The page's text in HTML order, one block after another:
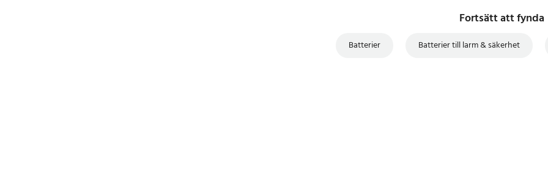
Fortsätt att fynda
Batterier Batterier till larm & säkerhet